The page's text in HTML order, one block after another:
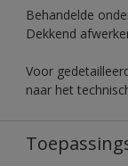
Behandelde
Dekkend
Voor
naar het